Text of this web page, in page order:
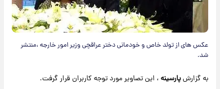
عکس های از تولد خاص و خودمانی دختر عراقچی وزیر امور خارجه ،منتشر
شد.
به گزارشپارسینه ، این تصاویر مورد توجه کاربران قرار گرفت.